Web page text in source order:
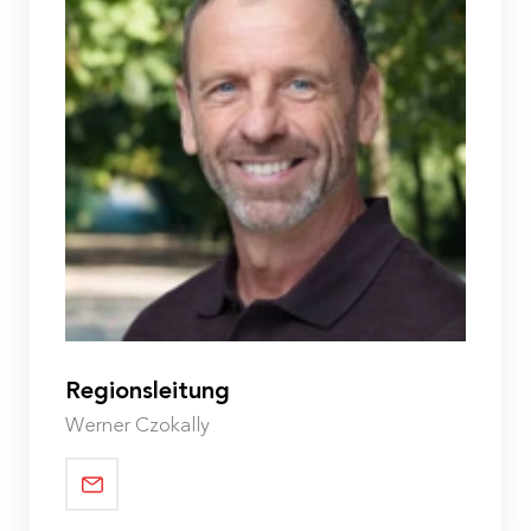
Gewaltloser Widerstand – Neue Autorität
Biographiearbeit
Klinische Psychologie
Rückführung in die Herkunftsfamilie
Zirkuspädagogik
SEN – Sicherheit entwickeln, Entwicklung nutzen
Sexualpädagogik
Regionsleitung
Werner Czokally